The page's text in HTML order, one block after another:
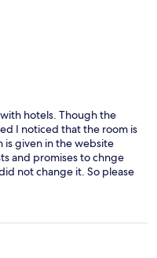
hotels. Though the
I noticed that the room is
is given in the website
and promises to chnge
not change it. So please
or not. The rooms
basement to upstairs
ever had.